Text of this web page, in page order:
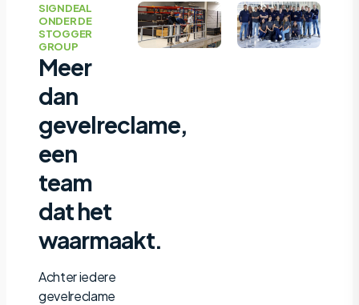
SIGNDEAL
ONDER DE
STOGGER
GROUP
Meer
dan
gevelreclame,
een
team
dat het
waarmaakt.
Achter iedere
gevelreclame